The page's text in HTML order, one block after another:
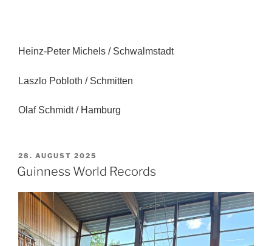
Heinz-Peter Michels / Schwalmstadt
Laszlo Pobloth / Schmitten
Olaf Schmidt / Hamburg
VERÖFFENTLICHT
AM
28. AUGUST 2025
Guinness World Records